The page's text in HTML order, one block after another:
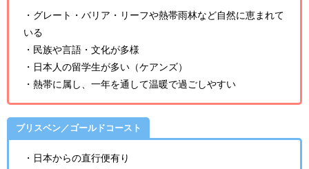
・グレート・バリア・リーフや熱帯雨林など自然に恵まれて
いる
・民族や言語・文化が多様
・日本人の留学生が多い（ケアンズ）
・熱帯に属し、一年を通して温暖で過ごしやすい
ブリスベン／ゴールドコースト
・日本からの直行便有り